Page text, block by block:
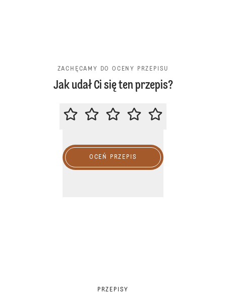
ZACHĘCAMY DO OCENY PRZEPISU
Jak udał Ci się ten przepis?
ZACHĘCAMY DO OCENY
OCEŃ PRZEPIS
PRZEPISY